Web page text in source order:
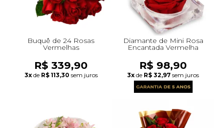
Buquê de 24 Rosas
Vermelhas
R$ 339,90
3x de R$ 113,30 sem juros
Diamante de Mini Rosa
Encantada Vermelha
R$ 98,90
3x de R$ 32,97 sem juros